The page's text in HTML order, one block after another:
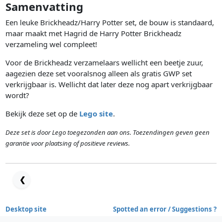
Samenvatting
Een leuke Brickheadz/Harry Potter set, de bouw is standaard,
maar maakt met Hagrid de Harry Potter Brickheadz
verzameling wel compleet!
Voor de Brickheadz verzamelaars wellicht een beetje zuur,
aagezien deze set vooralsnog alleen als gratis GWP set
verkrijgbaar is. Wellicht dat later deze nog apart verkrijgbaar
wordt?
Bekijk deze set op de Lego site.
Deze set is door Lego toegezonden aan ons. Toezendingen geven geen
garantie voor plaatsing of positieve reviews.
❮
Desktop site Spotted an error / Suggestions ?